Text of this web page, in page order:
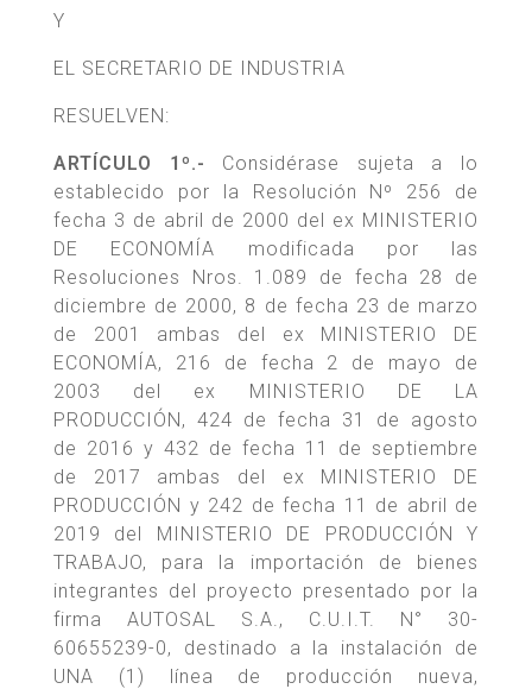
Y
EL SECRETARIO DE INDUSTRIA
RESUELVEN:
ARTÍCULO 1º.- Considérase sujeta a lo
establecido por la Resolución Nº 256 de
fecha 3 de abril de 2000 del ex MINISTERIO
DE ECONOMÍA modificada por las
Resoluciones Nros. 1.089 de fecha 28 de
diciembre de 2000, 8 de fecha 23 de marzo
de 2001 ambas del ex MINISTERIO DE
ECONOMÍA, 216 de fecha 2 de mayo de
2003 del ex MINISTERIO DE LA
PRODUCCIÓN, 424 de fecha 31 de agosto
de 2016 y 432 de fecha 11 de septiembre
de 2017 ambas del ex MINISTERIO DE
PRODUCCIÓN y 242 de fecha 11 de abril de
2019 del MINISTERIO DE PRODUCCIÓN Y
TRABAJO, para la importación de bienes
integrantes del proyecto presentado por la
firma AUTOSAL S.A., C.U.I.T. N° 30-
60655239-0, destinado a la instalación de
UNA (1) línea de producción nueva,